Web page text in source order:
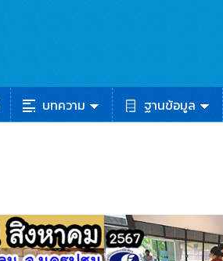
บทความ ฐานข้อมูล